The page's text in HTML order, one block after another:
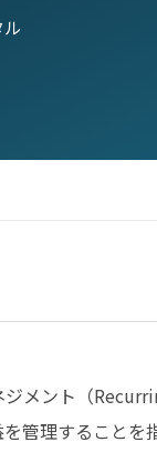
メント（
管理することを指